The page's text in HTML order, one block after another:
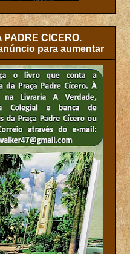
PADRE CICERO.
para aumentar